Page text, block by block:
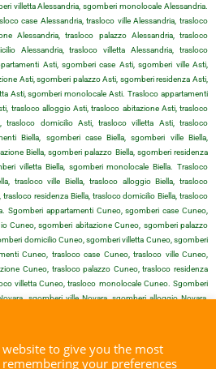
villetta Alessandria, sgomberi monolocale Alessandria.
case Alessandria, trasloco ville Alessandria, trasloco
Alessandria, trasloco palazzo Alessandria, trasloco
Alessandria, trasloco villetta Alessandria, trasloco
Asti, sgomberi case Asti, sgomberi ville Asti,
Asti, sgomberi palazzo Asti, sgomberi residenza Asti,
Asti, sgomberi monolocale Asti. Trasloco appartamenti
trasloco alloggio Asti, trasloco abitazione Asti, trasloco
trasloco domicilio Asti, trasloco villetta Asti, trasloco
Biella, sgomberi case Biella, sgomberi ville Biella,
Biella, sgomberi palazzo Biella, sgomberi residenza
villetta Biella, sgomberi monolocale Biella. Trasloco
trasloco ville Biella, trasloco alloggio Biella, trasloco
trasloco residenza Biella, trasloco domicilio Biella, trasloco
Sgomberi appartamenti Cuneo, sgomberi case Cuneo,
Cuneo, sgomberi abitazione Cuneo, sgomberi palazzo
domicilio Cuneo, sgomberi villetta Cuneo, sgomberi
Cuneo, trasloco case Cuneo, trasloco ville Cuneo,
Cuneo, trasloco palazzo Cuneo, trasloco residenza
villetta Cuneo, trasloco monolocale Cuneo. Sgomberi
sgomberi ville Novara, sgomberi alloggio Novara,
sgomberi monolocale Novara. Trasloco appartamenti
Novara, trasloco alloggio Novara, trasloco abitazione
residenza Novara, trasloco domicilio Novara, trasloco
to give you the most
your preferences